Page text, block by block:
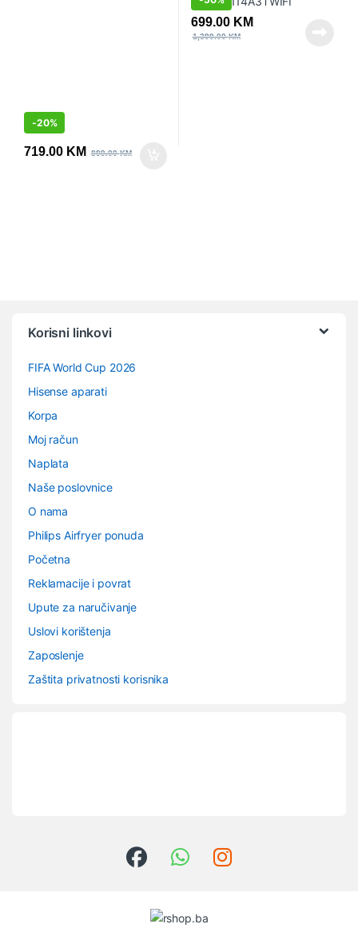
-20%
719.00 KM 899.00KM
699.00 KM
1,399.00KM
Korisni linkovi
FIFA World Cup 2026
Hisense aparati
Korpa
Moj račun
Naplata
Naše poslovnice
O nama
Philips Airfryer ponuda
Početna
Reklamacije i povrat
Upute za naručivanje
Uslovi korištenja
Zaposlenje
Zaštita privatnosti korisnika